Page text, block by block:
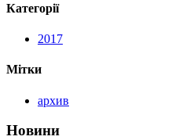
Категорії
2017
Мітки
архив
Новини